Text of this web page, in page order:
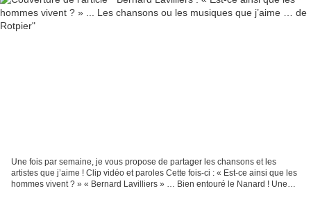
Une fois par semaine, je vous propose de partager les chansons et les
artistes que j’aime ! Clip vidéo et paroles Cette fois-ci : « Est-ce ainsi que les
hommes vivent ? » « Bernard Lavilliers » … Bien entouré le Nanard ! Une